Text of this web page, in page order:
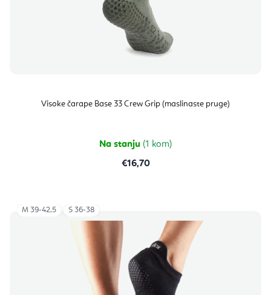
Visoke čarape Base 33 Crew Grip (maslinaste pruge)
Na stanju (1 kom)
€16,70
M 39-42,5 S 36-38